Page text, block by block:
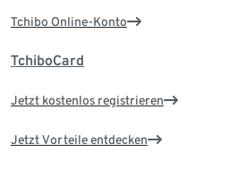
Tchibo Online-Konto
TchiboCard
Jetzt kostenlos registrieren
Jetzt Vorteile entdecken